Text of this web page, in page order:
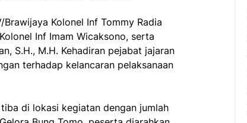
Kolonel Inf Tommy Radia
Inf Imam Wicaksono, serta
S.H., M.H. Kehadiran pejabat jajaran
terhadap kelancaran pelaksanaan
di lokasi kegiatan dengan jumlah